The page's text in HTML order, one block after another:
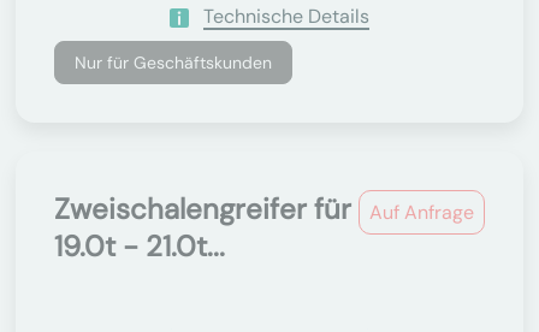
Technische Details
Nur für Geschäftskunden
Auf Anfrage
Zweischalengreifer für
19.0t - 21.0t...